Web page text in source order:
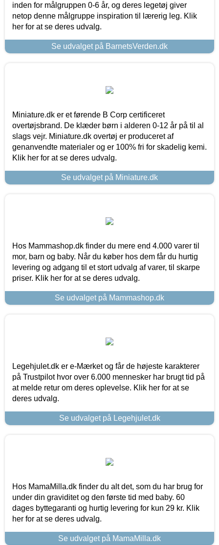
inden for målgruppen 0-6 år, og deres legetøj giver
netop denne målgruppe inspiration til lærerig leg. Klik
her for at se deres udvalg.
Se udvalget på BarnetsVerden.dk
Miniature.dk er et førende B Corp certificeret
overtøjsbrand. De klæder børn i alderen 0-12 år på til al
slags vejr. Miniature.dk overtøj er produceret af
genanvendte materialer og er 100% fri for skadelig kemi.
Klik her for at se deres udvalg.
Se udvalget på Miniature.dk
Hos Mammashop.dk finder du mere end 4.000 varer til
mor, barn og baby. Når du køber hos dem får du hurtig
levering og adgang til et stort udvalg af varer, til skarpe
priser. Klik her for at se deres udvalg.
Se udvalget på Mammashop.dk
Legehjulet.dk er e-Mærket og får de højeste karakterer
på Trustpilot hvor over 6.000 mennesker har brugt tid på
at melde retur om deres oplevelse. Klik her for at se
deres udvalg.
Se udvalget på Legehjulet.dk
Hos MamaMilla.dk finder du alt det, som du har brug for
under din graviditet og den første tid med baby. 60
dages byttegaranti og hurtig levering for kun 29 kr. Klik
her for at se deres udvalg.
Se udvalget på MamaMilla.dk